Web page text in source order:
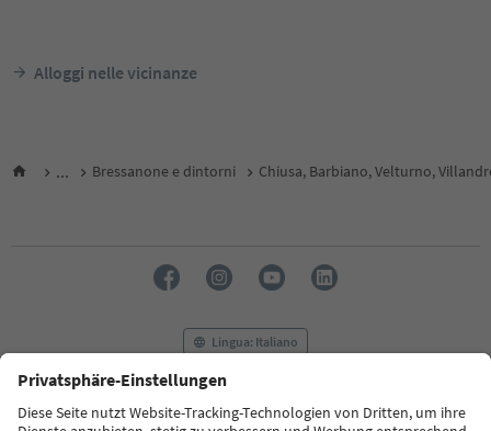
Alloggi nelle vicinanze
... Bressanone e dintorni Chiusa, Barbiano, Velturno,
Lingua: Italiano
FAQ Contatti Press MICE
Privacy Policy